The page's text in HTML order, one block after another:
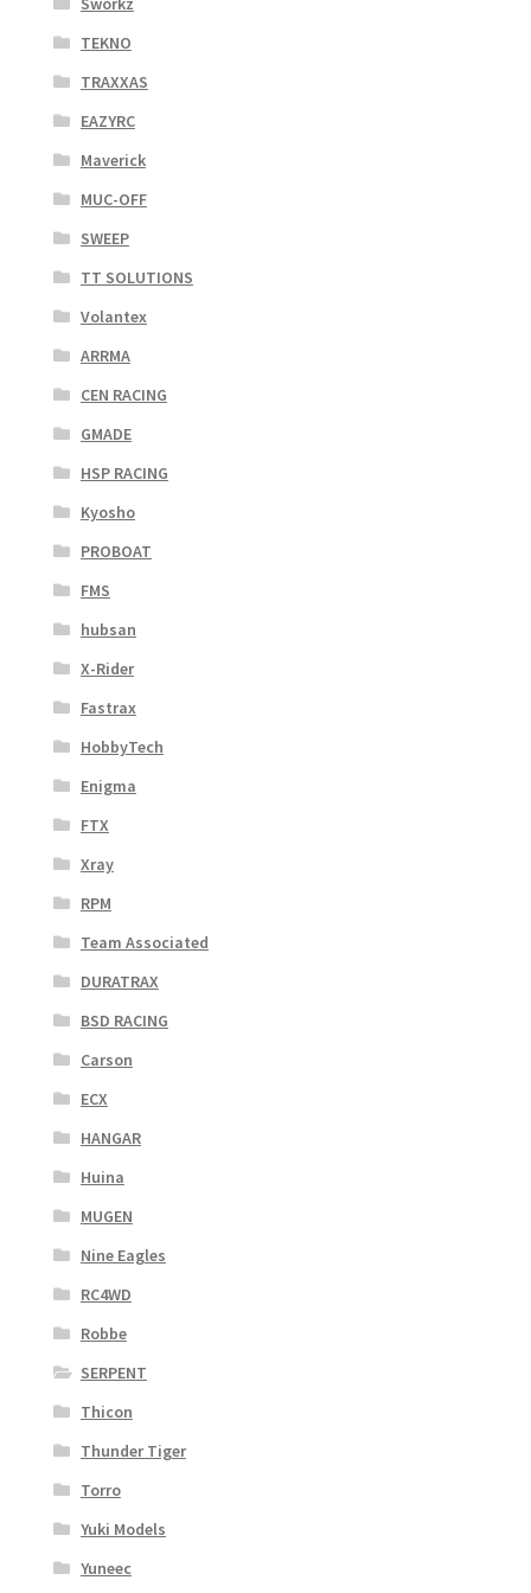
TEKNO
TRAXXAS
EAZYRC
Maverick
MUC-OFF
SWEEP
TT SOLUTIONS
Volantex
ARRMA
CEN RACING
GMADE
HSP RACING
Kyosho
PROBOAT
FMS
hubsan
X-Rider
Fastrax
HobbyTech
Enigma
FTX
Xray
RPM
Team Associated
DURATRAX
BSD RACING
Carson
ECX
HANGAR
Huina
MUGEN
Nine Eagles
RC4WD
Robbe
SERPENT
Thicon
Thunder Tiger
Torro
Yuki Models
Yuneec